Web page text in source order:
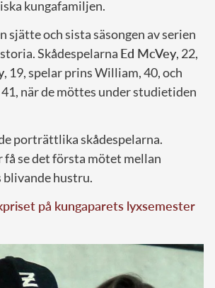
kungafamiljen.
sjätte och sista säsongen av serien
Skådespelarna Ed McVey, 22,
, 19, spelar prins William, 40, och
när de möttes under studietiden
porträttlika skådespelarna.
se det första mötet mellan
blivande hustru.
på kungaparets lyxsemester